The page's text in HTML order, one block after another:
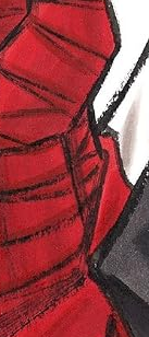
original